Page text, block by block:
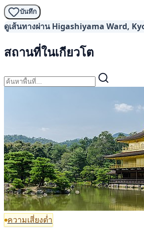
บันทึก
ดูเส้นทางผ่าน Higashiyama Ward,
สถานที่ในเกียวโต
ความเสี่ยงต่ำ